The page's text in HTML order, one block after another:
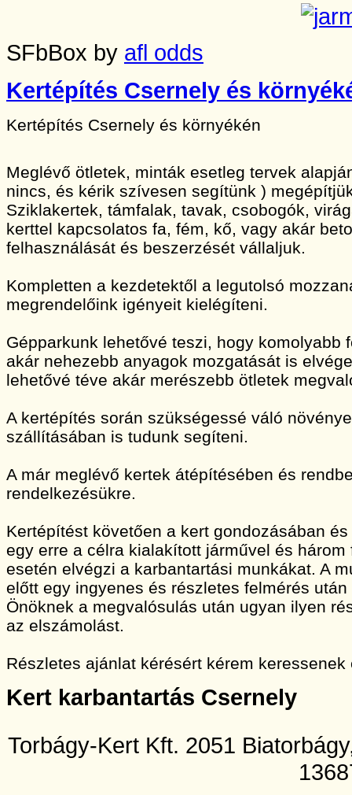
SFbBox by afl odds
Kertépítés Csernely és
Kertépítés Csernely és környékén
Meglévő ötletek, minták esetleg tervek
nincs, és kérik szívesen segítünk )
Sziklakertek, támfalak, tavak, csobogók,
kerttel kapcsolatos fa, fém, kő, vagy akár
felhasználását és beszerzését vállaljuk.
Kompletten a kezdetektől a legutolsó
megrendelőink igényeit kielégíteni.
Gépparkunk lehetővé teszi, hogy komolyabb
akár nehezebb anyagok mozgatását is
lehetővé téve akár merészebb ötletek
A kertépítés során szükségessé váló
szállításában is tudunk segíteni.
A már meglévő kertek átépítésében és
rendelkezésükre.
Kertépítést követően a kert gondozásában
egy erre a célra kialakított járművel és
esetén elvégzi a karbantartási munkákat. A
előtt egy ingyenes és részletes felmérés
Önöknek a megvalósulás után ugyan ilyen
az elszámolást.
Részletes ajánlat kérésért kérem
Kert karbantartás Csernely
Torbágy-Kert Kft. 2051